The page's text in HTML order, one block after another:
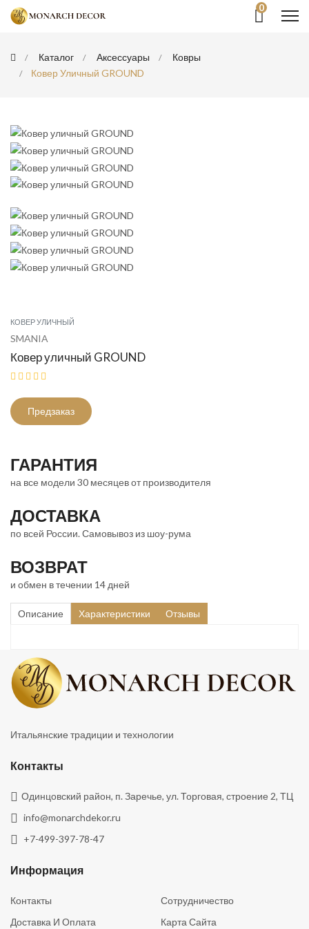
0
Каталог Аксессуары
Ковры
Ковер Уличный GROUND
КОВЕР УЛИЧНЫЙ
SMANIA
Ковер уличный GROUND
Предзаказ
ГАРАНТИЯ
на все модели 30 месяцев от производителя
ДОСТАВКА
по всей России. Самовывоз из шоу-рума
ВОЗВРАТ
и обмен в течении 14 дней
Описание Характеристики Отзывы
Итальянские традиции и технологии
Контакты
Одинцовский район, п. Заречье, ул. Торговая, строение 2, ТЦ
info@monarchdekor.ru
+7-499-397-78-47
Информация
Контакты
Сотрудничество
Доставка И Оплата
Карта Сайта